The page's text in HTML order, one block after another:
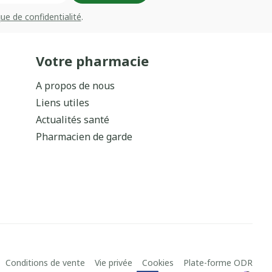
de confidentialité.
Votre pharmacie
A propos de nous
Liens utiles
Actualités santé
Pharmacien de garde
Conditions de vente Vie privée Cookies Plate-forme ODR